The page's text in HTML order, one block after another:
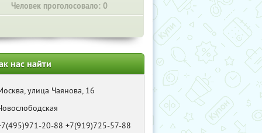
Человек проголосовало: 0
нас найти
улица Чаянова, 16
20-88 +7(919)725-57-88